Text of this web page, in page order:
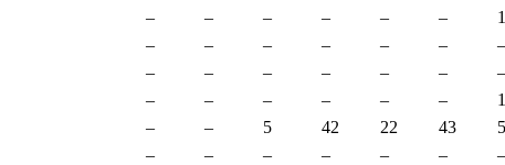
– – – – – – 1
– – – – – – –
– – – – – – –
– – – – – –
– – 5 42 22 43
– – – – – – –